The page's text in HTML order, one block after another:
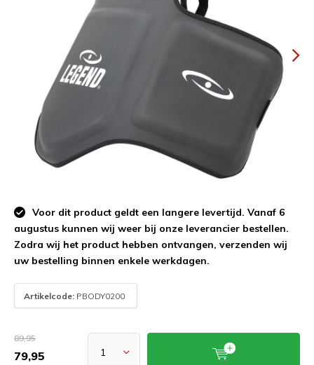
Voor dit product geldt een langere levertijd. Vanaf 6
augustus kunnen wij weer bij onze leverancier bestellen.
Zodra wij het product hebben ontvangen, verzenden wij
uw bestelling binnen enkele werkdagen.
Artikelcode: PBODY0200
89,95
79,95